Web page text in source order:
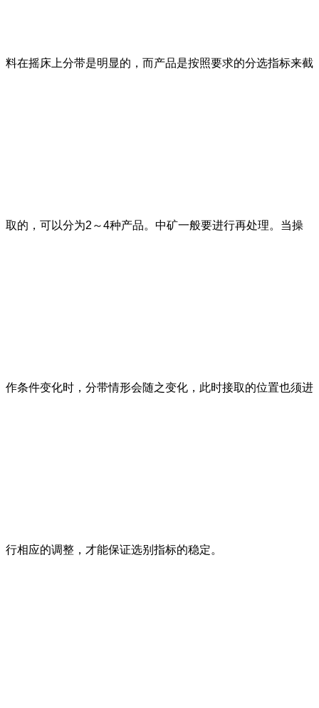
料在摇床上分带是明显的，而产品是按照要求的分选指标来截
取的，可以分为2～4种产品。中矿一般要进行再处理。当操
作条件变化时，分带情形会随之变化，此时接取的位置也须进
行相应的调整，才能保证选别指标的稳定。